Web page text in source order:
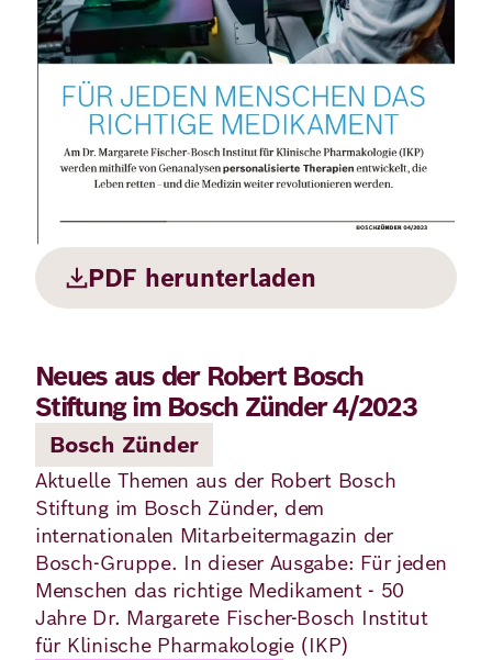
Karriere
Presse
Publikationen
Veranstaltungen
Robert
Bosch
Academy
Deutsch Englisch
Jahresbericht
Kontakt
Initiativen
und
Demokratie
Frieden
Klimawandel
Migration
Ukraine
PDF herunterladen
Neues aus der Robert Bosch
Stiftung im Bosch Zünder 4/2023
Bosch Zünder
Aktuelle Themen aus der Robert Bosch
Stiftung im Bosch Zünder, dem
internationalen Mitarbeitermagazin der
Bosch-Gruppe. In dieser Ausgabe: Für jeden
Menschen das richtige Medikament - 50
Jahre Dr. Margarete Fischer-Bosch Institut
für Klinische Pharmakologie (IKP)